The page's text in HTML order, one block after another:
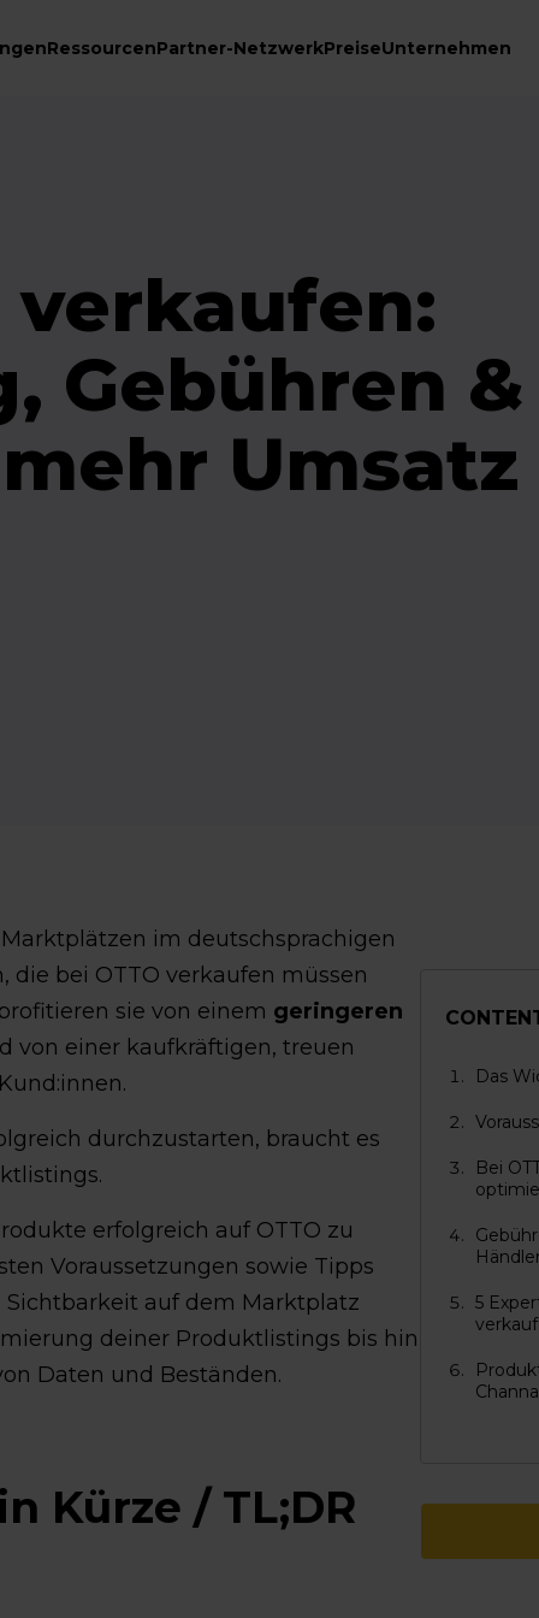
RessourcenPartner-NetzwerkPreiseUnternehmen
verkaufen:
Gebühren &
Umsatz
im deutschsprachigen
die bei OTTO verkaufen müssen
sie von einem geringeren
von einer kaufkräftigen, treuen
durchzustarten, braucht es
erfolgreich auf OTTO zu
Voraussetzungen sowie Tipps
auf dem Marktplatz
deiner Produktlistings bis hin
Daten und Beständen.
Kürze / TL;DR
Das
Bei
5